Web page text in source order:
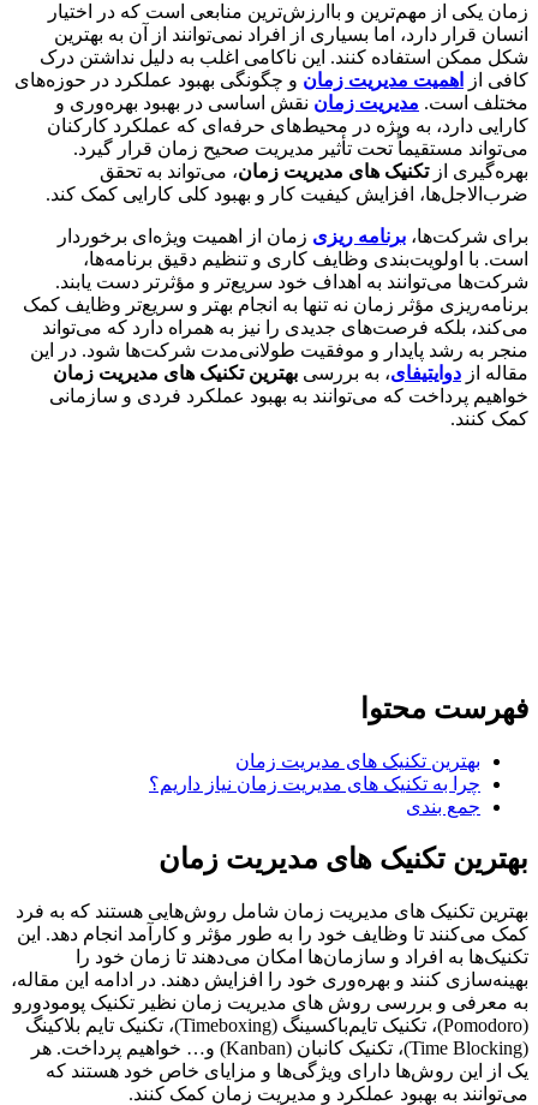
یکی از مهم‌ترین و باارزش‌ترین منابعی است که در اختیار
قرار دارد، اما بسیاری از افراد نمی‌توانند از آن به بهترین
ممکن استفاده کنند. این ناکامی اغلب به دلیل نداشتن درک
ازاهمیت مدیریت زمانو چگونگی بهبود عملکرد در حوزه‌های
است.مدیریت زماننقش اساسی در بهبود بهره‌وری و
دارد، به ویژه در محیط‌های حرفه‌ای که عملکرد کارکنان
مستقیماً تحت تأثیر مدیریت صحیح زمان قرار گیرد.
از تکنیک های مدیریت زمان، می‌تواند به تحقق
افزایش کیفیت کار و بهبود کلی کارایی کمک کند.
شرکت‌ها،برنامه ریزیزمان از اهمیت ویژه‌ای برخوردار
با اولویت‌بندی وظایف کاری و تنظیم دقیق برنامه‌ها،
می‌توانند به اهداف خود سریع‌تر و مؤثرتر دست یابند.
مؤثر زمان نه تنها به انجام بهتر و سریع‌تر وظایف کمک
بلکه فرصت‌های جدیدی را نیز به همراه دارد که می‌تواند
به رشد پایدار و موفقیت طولانی‌مدت شرکت‌ها شود. در این
ازدوایتیفای، به بررسی بهترین تکنیک های مدیریت زمان
پرداخت که می‌توانند به بهبود عملکرد فردی و سازمانی
کنند.
محتوا
بهترین تکنیک های مدیریت زمان
چرا به تکنیک های مدیریت زمان نیاز داریم؟
جمع بندی
تکنیک های مدیریت زمان
تکنیک های مدیریت زمان شامل روش‌هایی هستند که به فرد
می‌کنند تا وظایف خود را به طور مؤثر و کارآمد انجام دهد. این
به افراد و سازمان‌ها امکان می‌دهند تا زمان خود را
کنند و بهره‌وری خود را افزایش دهند. در ادامه این مقاله،
و بررسی روش های مدیریت زمان نظیر تکنیک پومودورو
(Pomodoro)، تکنیک تایم‌باکسینگ (Timeboxing)، تکنیک تایم بلاکینگ
(Time Blocking)، تکنیک کانبان (Kanban) و… خواهیم پرداخت. هر
این روش‌ها دارای ویژگی‌ها و مزایای خاص خود هستند که
به بهبود عملکرد و مدیریت زمان کمک کنند.